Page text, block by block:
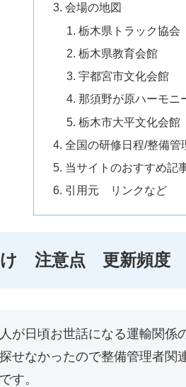
会場の地図
栃木県トラック協会
栃木県教育会館
宇都宮市文化会館
那須野が原ハーモニ
栃木市大平文化会館
全国の研修日程/整備管
当サイトのおすすめ記
引用元 リンクなど
け 注意点 更新頻度
が日頃お世話になる運輸関係
せなかったので整備管理者関
す。